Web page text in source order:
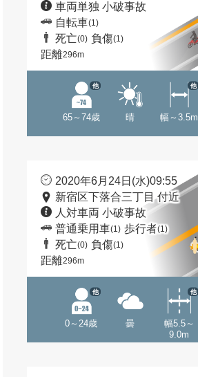
車両単独 小破事故
自転車(1)
死亡(0) 負傷(1)
距離296m
65～74歳
他
晴 幅～3.5m
他
2020年6月24日(水)09:55
新宿区下落合三丁目 付近
人対車両 小破事故
普通乗用車(1) 歩行者(1)
死亡(0) 負傷(1)
距離296m
0～24歳
他
曇
幅5.5～
9.0m
他